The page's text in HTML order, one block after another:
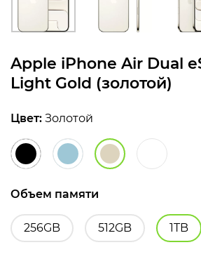
Apple iPhone Air Dual
Light Gold (золотой)
Цвет: Золотой
Объем памяти
256GB 512GB 1TB